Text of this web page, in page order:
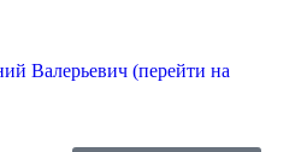
Валерьевич (перейти на